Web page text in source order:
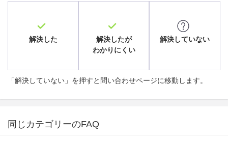
解決した
解決したが
わかりにくい
解決していない
「解決していない」を押すと問い合わせページに移動します。
同じカテゴリーのFAQ